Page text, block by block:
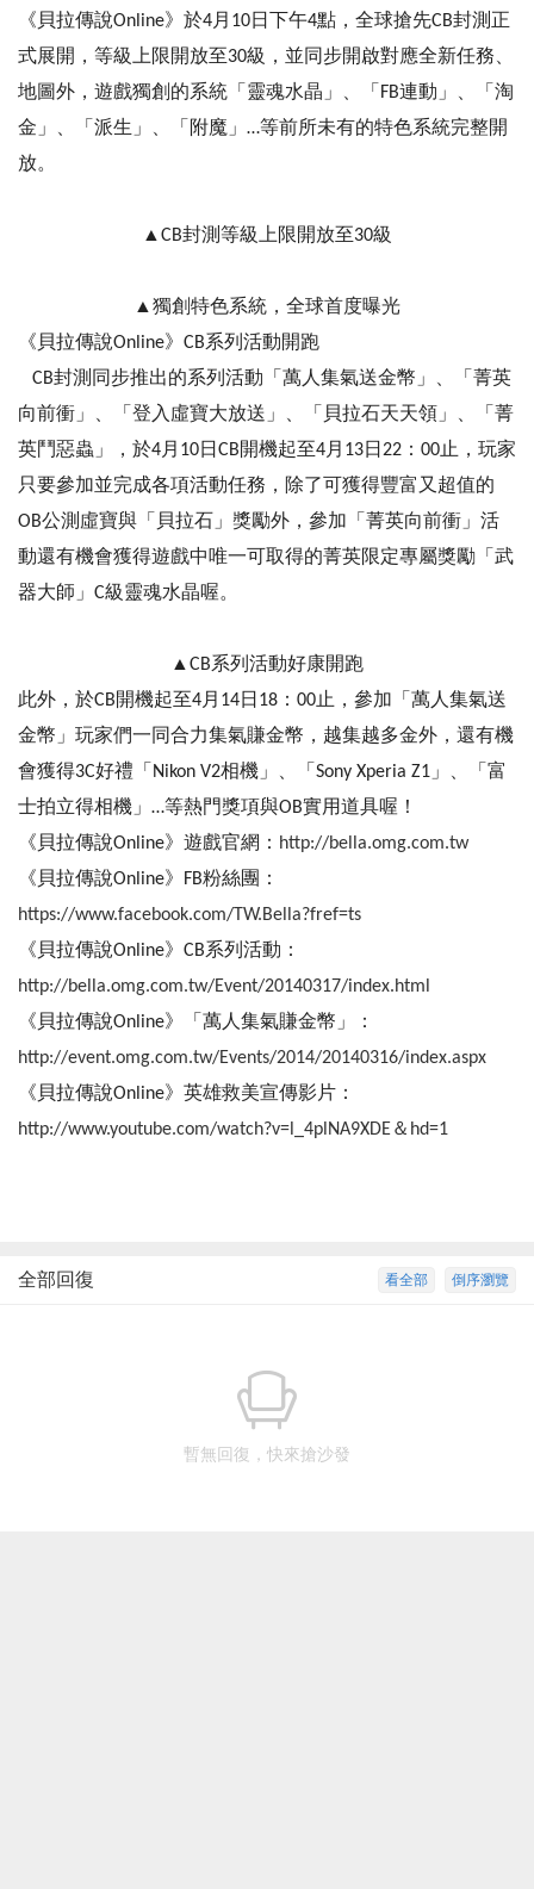
《貝拉傳說Online》於4月10日下午4點，全球搶先CB封測正
式展開，等級上限開放至30級，並同步開啟對應全新任務、
地圖外，遊戲獨創的系統「靈魂水晶」、「FB連動」、「淘
金」、「派生」、「附魔」…等前所未有的特色系統完整開
放。
▲CB封測等級上限開放至30級
▲獨創特色系統，全球首度曝光
《貝拉傳說Online》CB系列活動開跑
CB封測同步推出的系列活動「萬人集氣送金幣」、「菁英
向前衝」、「登入虛寶大放送」、「貝拉石天天領」、「菁
英鬥惡蟲」，於4月10日CB開機起至4月13日22：00止，玩家
只要參加並完成各項活動任務，除了可獲得豐富又超值的
OB公測虛寶與「貝拉石」獎勵外，參加「菁英向前衝」活
動還有機會獲得遊戲中唯一可取得的菁英限定專屬獎勵「武
器大師」C級靈魂水晶喔。
▲CB系列活動好康開跑
此外，於CB開機起至4月14日18：00止，參加「萬人集氣送
金幣」玩家們一同合力集氣賺金幣，越集越多金外，還有機
會獲得3C好禮「Nikon V2相機」、「Sony Xperia Z1」、「富
士拍立得相機」…等熱門獎項與OB實用道具喔！
《貝拉傳說Online》遊戲官網： http://bella.omg.com.tw
《貝拉傳說Online》FB粉絲團：
https://www.facebook.com/TW.Bella?fref=ts
《貝拉傳說Online》CB系列活動：
http://bella.omg.com.tw/Event/20140317/index.html
《貝拉傳說Online》「萬人集氣賺金幣」：
http://event.omg.com.tw/Events/2014/20140316/index.aspx
《貝拉傳說Online》英雄救美宣傳影片：
http://www.youtube.com/watch?v=l_4plNA9XDE＆hd=1
倒序瀏覽
看全部
全部回復
暫無回復，快來搶沙發